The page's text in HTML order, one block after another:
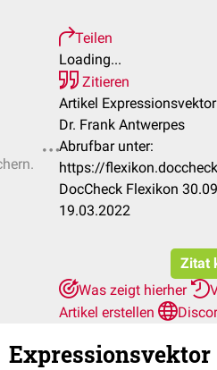
Teilen
Loading...
Zitieren
Artikel
Dr. Frank Antwerpes
Abrufbar unter:
https://
DocCheck Flexikon
19.03.2022
Zitat
Was zeigt hierher
Artikel erstellen
Expressionsvektor